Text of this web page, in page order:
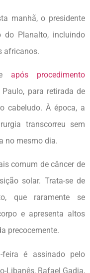
manhã, o presidente
do Planalto, incluindo
africanos.
após procedimento
Paulo, para retirada de
cabeludo. À época, a
transcorreu sem
no mesmo dia.
comum de câncer de
solar. Trata-se de
que raramente se
e apresenta altos
precocemente.
feira é assinado pelo
Libanês, Rafael Gadia,